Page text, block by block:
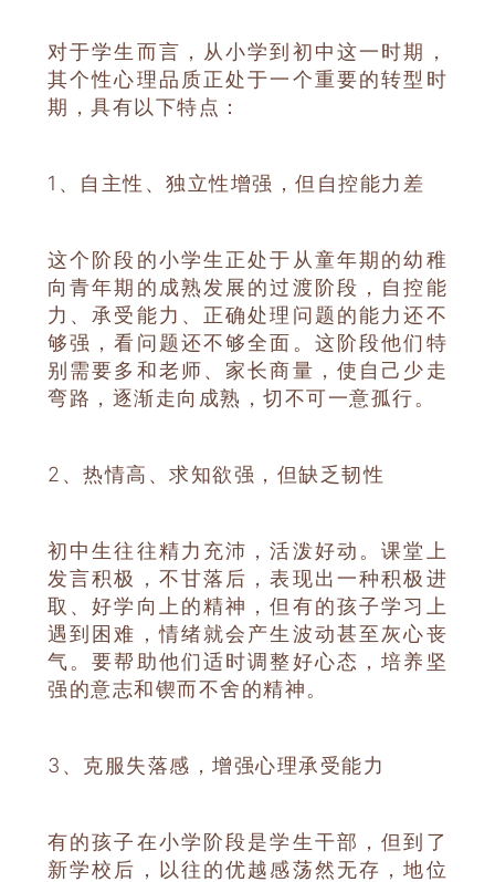
对于学生而言，从小学到初中这一时期，
其个性心理品质正处于一个重要的转型时
期，具有以下特点：
1、 自主性、独立性增强，但自控能力差
这个阶段的小学生正处于从童年期的幼稚
向青年期的成熟发展的过渡阶段，自控能
力、承受能力、正确处理问题的能力还不
够强，看问题还不够全面。这阶段他们特
别需要多和老师、家长商量，使自己少走
弯路，逐渐走向成熟，切不可一意孤行。
2、 热情高、求知欲强，但缺乏韧性
初中生往往精力充沛，活泼好动。课堂上
发言积极，不甘落后，表现出一种积极进
取、好学向上的精神，但有的孩子学习上
遇到困难，情绪就会产生波动甚至灰心丧
气。要帮助他们适时调整好心态，培养坚
强的意志和锲而不舍的精神。
3、 克服失落感，增强心理承受能力
有的孩子在小学阶段是学生干部，但到了
新学校后，以往的优越感荡然无存，地位